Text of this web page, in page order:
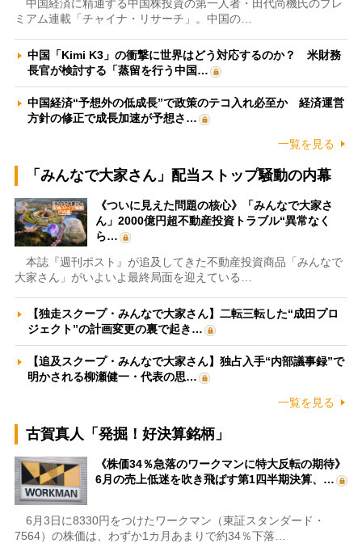
中国経済に精通する中国株投資の第一人者・田代尚機氏のプレ
ミアム連載「チャイナ・リサーチ」。中国の…
中国「Kimi K3」の衝撃に世界はどう対応するのか？ 米財務
長官が検討する「蒸留を行う中国…
中国経済“予想外の低成長”で政策のテコ入れ必至か 経済運営
方針の修正で成長加速が予想さ…
一覧を見る
「みんなで大家さん」配当ストップ騒動の内幕
《ついに見えた問題の核心》「みんなで大家さ
ん」2000億円超不動産投資トラブル“異常なく
ら…
本誌『週刊ポスト』が追及してきた不動産投資商品「みんなで
大家さん」がいよいよ最終局面を迎えている…
【独走スクープ・みんなで大家さん】二転三転した“成田プロ
ジェクト”の計画変更の裏で起き…
【追及スクープ・みんなで大家さん】独占入手“内部議事録”で
明かされる柳瀬健一・代表の思…
一覧を見る
古賀真人「発掘！好決算銘柄」
《株価34％急落のワークマンに特大反転の期待》
6月の売上低迷を吹き飛ばす第1四半期決算、…
6月3日に8330円をつけたワークマン（東証スタンダード・
7564）の株価は、わずか1カ月あまりで約34％下落…